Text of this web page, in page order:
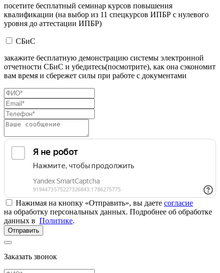
посетите бесплатный семинар курсов повышения
квалификации (на выбор из 11 спецкурсов ИПБР с нулевого
уровня до аттестации ИПБР)
СБиС
закажите бесплатную демонстрацию системы электронной
отчетности СБиС и убедитесь(посмотрите), как она сэкономит
вам время и сбережет силы при работе с документами
Нажимая на кнопку «Отправить», вы даете согласие
на обработку персональных данных. Подробнее об обработке
данных в Политике.
Отправить
Заказать звонок